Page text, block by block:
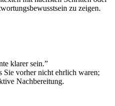
zu zeigen.
klarer sein.”
Sie vorher nicht ehrlich waren;
Nachbereitung.